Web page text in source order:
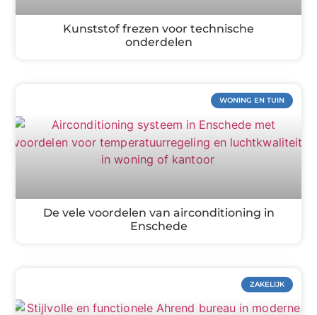
Kunststof frezen voor technische
onderdelen
WONING EN TUIN
De vele voordelen van airconditioning in
Enschede
ZAKELIJK